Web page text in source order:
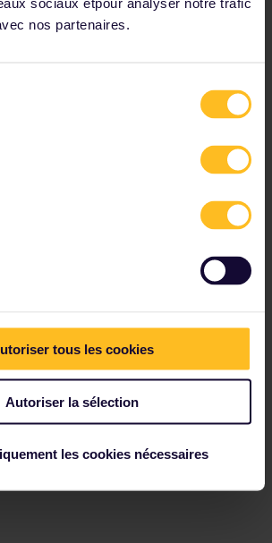
nos partenaires.
tous les cookies
Autoriser la sélection
les cookies nécessaires